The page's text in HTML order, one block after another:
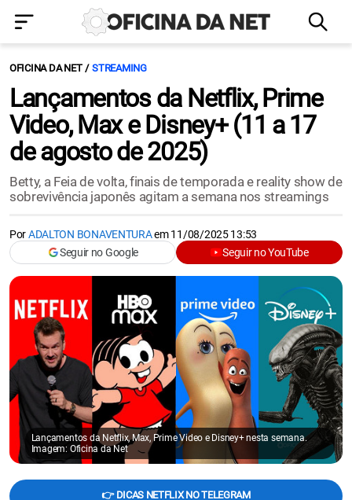
OFICINA DA NET STREAMING
Lançamentos da Netflix, Prime
Video, Max e Disney+ (11 a 17
de agosto de 2025)
Betty, a Feia de volta, finais de temporada e reality show de
sobrevivência japonês agitam a semana nos streamings
PorADALTON BONAVENTURAem11/08/2025 13:53
Seguir no Google
Seguir no YouTube
Lançamentos da Netflix, Max, Prime Video e Disney+ nesta semana.
Imagem: Oficina da Net
👉 DICAS NETFLIX NO TELEGRAM